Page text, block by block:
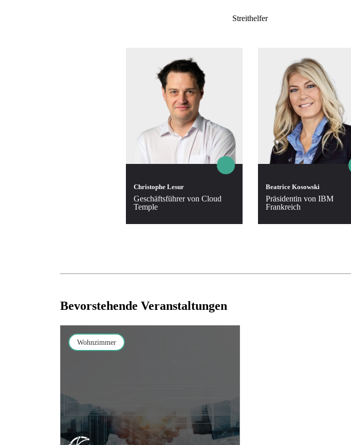
Streithelfer
Christophe Lesur
Geschäftsführer von Cloud
Temple
Beatrice Kosowski
Präsidentin von IBM
Frankreich
Bevorstehende Veranstaltungen
Wohnzimmer